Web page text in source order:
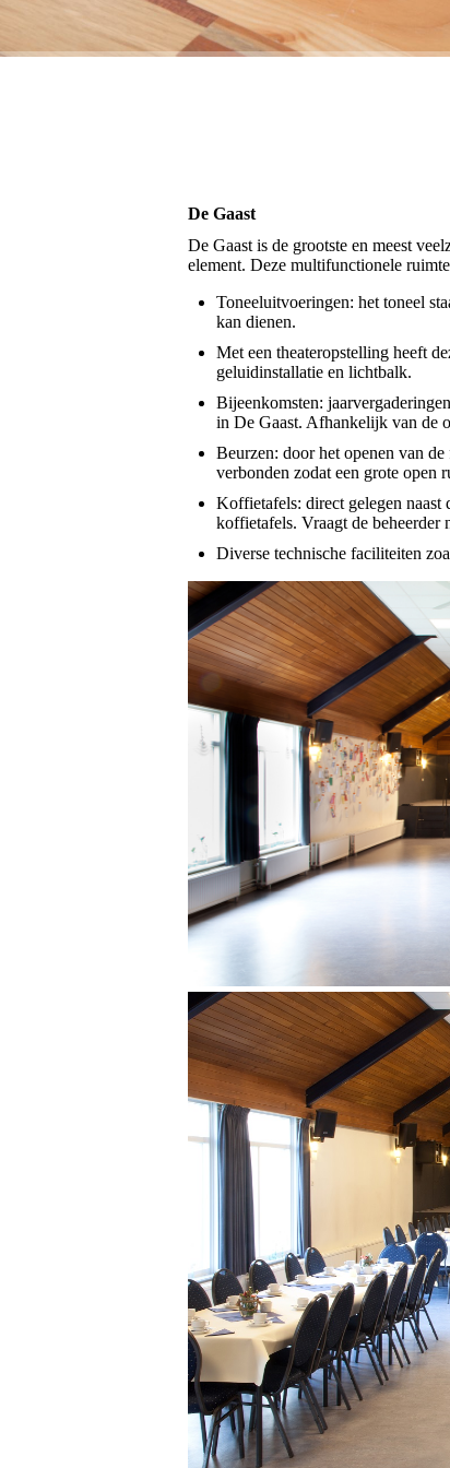
De Gaast
De Gaast is de grootste en meest
element. Deze multifunctionele
Toneeluitvoeringen: het toneel
kan dienen.
Met een theateropstelling heeft
geluidinstallatie en lichtbalk.
Bijeenkomsten:
in De Gaast. Afhankelijk van de
Beurzen: door het openen van
verbonden zodat een grote open
Koffietafels: direct gelegen naast
koffietafels. Vraagt de beheerder
Diverse technische faciliteiten